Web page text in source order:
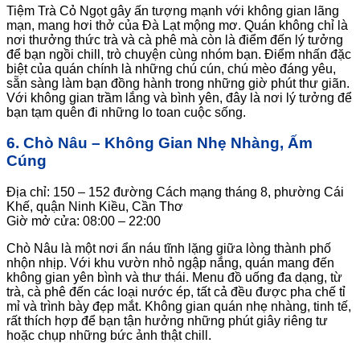
Tiệm Trà Cỏ Ngọt gây ấn tượng mạnh với không gian lãng
mạn, mang hơi thở của Đà Lạt mộng mơ. Quán không chỉ là
nơi thưởng thức trà và cà phê mà còn là điểm đến lý tưởng
để bạn ngồi chill, trò chuyện cùng nhóm bạn. Điểm nhấn đặc
biệt của quán chính là những chú cún, chú mèo đáng yêu,
sẵn sàng làm bạn đồng hành trong những giờ phút thư giãn.
Với không gian trầm lắng và bình yên, đây là nơi lý tưởng để
bạn tạm quên đi những lo toan cuộc sống.
6. Chò Nâu – Không Gian Nhẹ Nhàng, Ấm
Cúng
Địa chỉ: 150 – 152 đường Cách mạng tháng 8, phường Cái
Khế, quận Ninh Kiều, Cần Thơ
Giờ mở cửa: 08:00 – 22:00
Chò Nâu là một nơi ẩn náu tĩnh lặng giữa lòng thành phố
nhộn nhịp. Với khu vườn nhỏ ngập nắng, quán mang đến
không gian yên bình và thư thái. Menu đồ uống đa dạng, từ
trà, cà phê đến các loại nước ép, tất cả đều được pha chế tỉ
mỉ và trình bày đẹp mắt. Không gian quán nhẹ nhàng, tinh tế,
rất thích hợp để bạn tận hưởng những phút giây riêng tư
hoặc chụp những bức ảnh thật chill.